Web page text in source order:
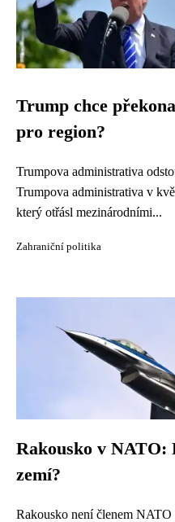
Trump chce
pro region?
Trumpova administrativa
Trumpova administrativa v
který otřásl mezinárodními...
Zahraniční politika
Rakousko v NATO:
zemí?
Rakousko není členem